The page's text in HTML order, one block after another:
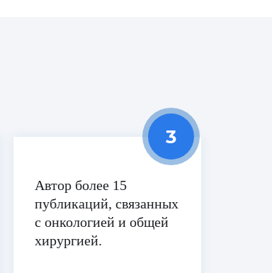
Автор более 15
публикаций, связанных
с онкологией и общей
хирургией.